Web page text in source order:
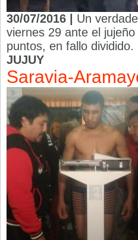
30/07/2016 | Un
viernes 29 ante el
puntos, en fallo dividido.
JUJUY
Saravia-